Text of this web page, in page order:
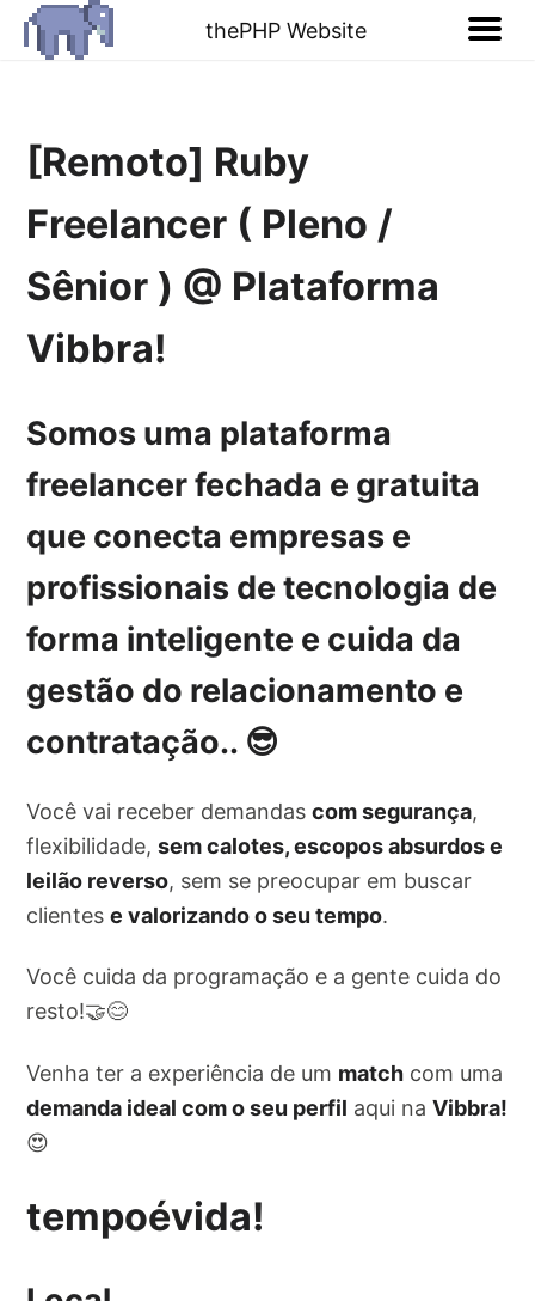
thePHP Website
[Remoto] Ruby
Freelancer ( Pleno /
Sênior ) @ Plataforma
Vibbra!
Somos uma plataforma
freelancer fechada e gratuita
que conecta empresas e
profissionais de tecnologia de
forma inteligente e cuida da
gestão do relacionamento e
contratação.. 😎
Você vai receber demandascom segurança,
flexibilidade,sem calotes, escopos absurdos e
leilão reverso, sem se preocupar em buscar
clientese valorizando o seu tempo.
Você cuida da programação e a gente cuida do
resto!🤝😊
Venha ter a experiência de um match com uma
demanda ideal com o seu perfil aqui naVibbra!
😍
tempoévida!